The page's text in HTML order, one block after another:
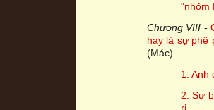
"nhóm
Chương VIII -
hay là sự phê
(Mác)
1. Anh
2. Sự